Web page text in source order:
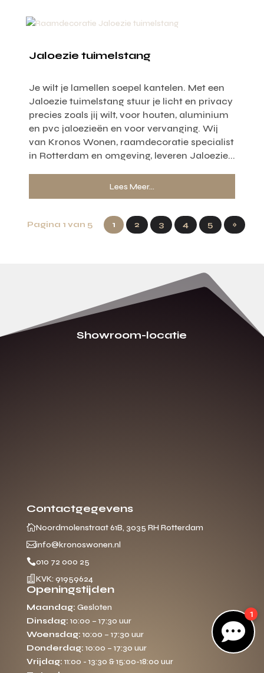
Jaloezie tuimelstang
Je wilt je lamellen soepel kantelen. Met een
Jaloezie tuimelstang stuur je licht en privacy
precies zoals jij wilt, voor houten, aluminium
en pvc jaloezieën en voor vervanging. Wij
van Kronos Wonen, raamdecoratie specialist
in Rotterdam en omgeving, leveren Jaloezie...
Lees Meer...
Pagina 1 van 5 1 2 3 4 5 »
Showroom-locatie
10 jaar garantie op de
montage
(voorwaarden)
Volledig ontzorgd
Wij werken landelijk
100+ stoffen
Gratis offerte
Direct bellen
Contactgegevens
Noordmolenstraat 61B, 3035 RH Rotterdam
info@kronoswonen.nl
010 72 000 25
 KVK: 91959624
Openingstijden
Maandag: Gesloten
Dinsdag: 10:00 – 17:30 uur
Woensdag: 10:00 – 17:30 uur
Donderdag: 10:00 – 17:30 uur
Vrijdag: 11:00 - 13:30 & 15:00-18:00 uur

1